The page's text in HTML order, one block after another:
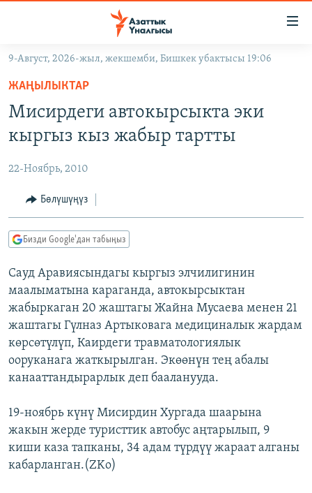
Навигацияга
өтүңүз
Издөөгө
салыңызКЫРГЫЗСТАН
ЭКОНОМИКА
МАДАНИЯТ
БОРБОР АЗИЯ
УКРАИНА
АТАЙЫН ИЛИКТӨӨ
ТВ ПРОГРАММАЛАР
ЭКСПЕРТТЕР ТАЛДАЙТ
БИЗ ЖАНА ДҮЙНӨ
ДАНИСТЕ
ЭЖЕ-СИҢДИЛЕР
АЗАТТЫК+
ЫҢГАЙСЫЗ СУРООЛОР
ӨЗГӨЧӨ ПИКИР
Русский
ОНЛАЙН ШЕРИНЕ
ЭЕ/АРнун бардык сайттары
9-Август, 2026-жыл, жекшемби, Бишкек убактысы 19:06
ЖАҢЫЛЫКТАР
Мисирдеги автокырсыкта эки
кыргыз кыз жабыр тартты
22-Ноябрь, 2010
Бөлүшүңүз
Бизди Google'дан табыңыз
Сауд Аравиясындагы кыргыз элчилигинин
маалыматына караганда, автокырсыктан
жабыркаган 20 жаштагы Жайна Мусаева менен 21
жаштагы Гүлназ Артыковага медициналык жардам
көрсөтүлүп, Каирдеги травматологиялык
ооруканага жаткырылган. Экөөнүн тең абалы
канааттандырарлык деп бааланууда.
19-ноябрь күнү Мисирдин Хургада шаарына
жакын жерде туристтик автобус аңтарылып, 9
киши каза тапканы, 34 адам түрдүү жараат алганы
кабарланган.(ZKo)